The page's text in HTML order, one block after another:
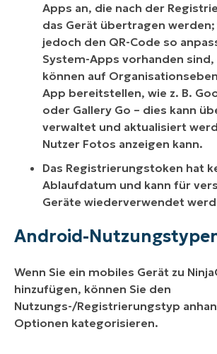
Apps an, die nach der
das Gerät übertragen werden;
jedoch den QR-Code so
System-Apps vorhanden sind,
können auf
App bereitstellen, wie z. B.
oder Gallery Go – dies kann
verwaltet und aktualisiert
Nutzer Fotos anzeigen kann.
Das Registrierungstoken hat
Ablaufdatum und kann für
Geräte wiederverwendet
Android-
Wenn Sie ein mobiles Gerät zu
hinzufügen, können Sie den
Nutzungs-/Registrierungstyp
Optionen kategorisieren.